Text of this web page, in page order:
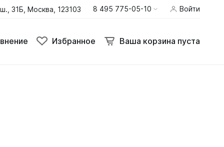
31Б, Москва, 123103 8 495 775-05-10 Войти
Избранное Ваша корзина пуста